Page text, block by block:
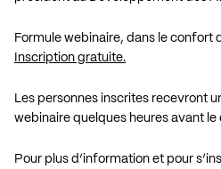
Formule webinaire, dans le confort
Inscription gratuite.
Les personnes inscrites recevront
webinaire quelques heures avant
Pour plus d’information et pour